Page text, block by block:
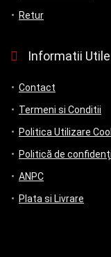
Retur
Informatii Utile
Contact
Termeni si Conditii
Politica Utilizare
Politică de
ANPC
Plata si Livrare